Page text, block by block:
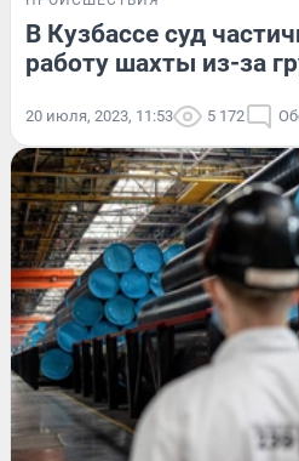
В Кузбассе суд
работу шахты из-за
20 июля, 2023, 11:53 5 172